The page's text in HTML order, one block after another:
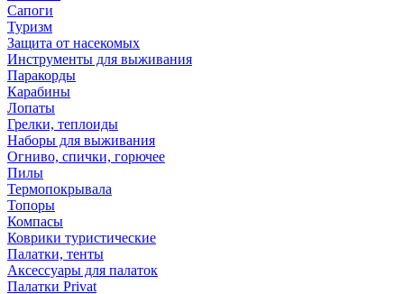
Сапоги
Туризм
Защита от насекомых
Инструменты для выживания
Паракорды
Карабины
Лопаты
Грелки, теплоиды
Наборы для выживания
Огниво, спички, горючее
Пилы
Термопокрывала
Топоры
Компасы
Коврики туристические
Палатки, тенты
Аксессуары для палаток
Палатки Privat